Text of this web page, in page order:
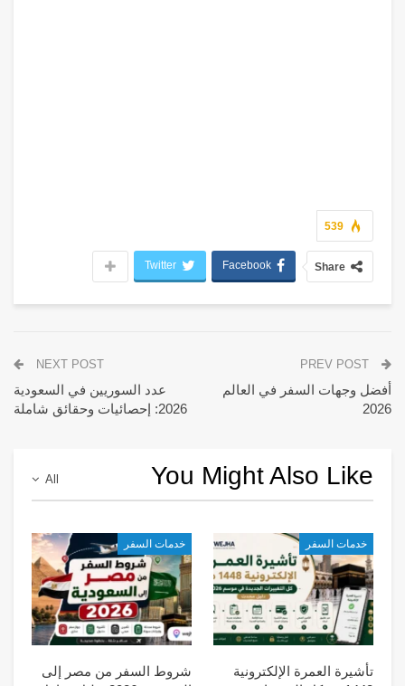
539
Share
Facebook
Twitter
أفضل وجهات السفر في العالم
2026
NEXT POST
عدد السوريين في السعودية
2026: إحصائيات وحقائق شاملة
All You Might Also Like
خدمات السفر
تأشيرة العمرة الإلكترونية
خدمات السفر
شروط السفر من مصر إلى